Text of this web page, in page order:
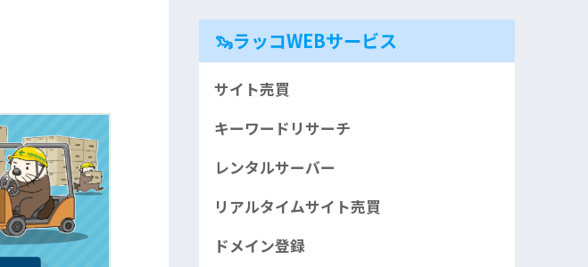
🦦ラッコWEBサービス
サイト売買
キーワードリサーチ
レンタルサーバー
リアルタイムサイト売買
ドメイン登録